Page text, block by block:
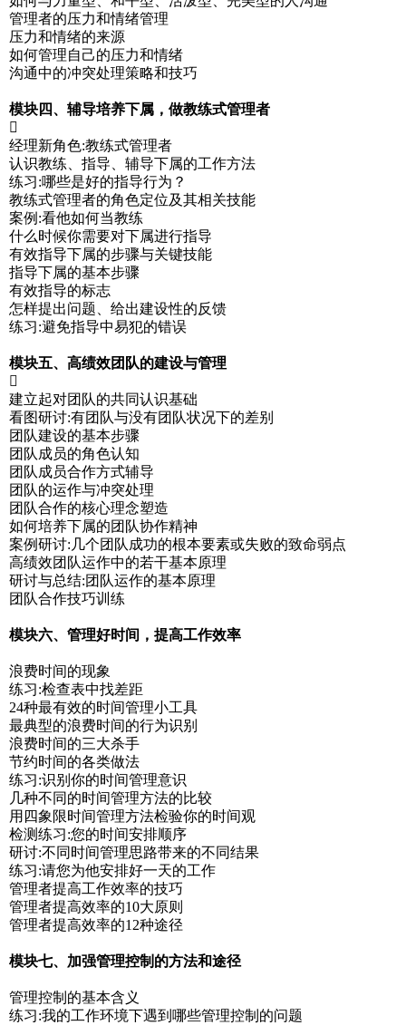
管理者的压力和情绪管理
压力和情绪的来源
如何管理自己的压力和情绪
沟通中的冲突处理策略和技巧
模块四、辅导培养下属，做教练式管理者

经理新角色:教练式管理者
认识教练、指导、辅导下属的工作方法
练习:哪些是好的指导行为？
教练式管理者的角色定位及其相关技能
案例:看他如何当教练
什么时候你需要对下属进行指导
有效指导下属的步骤与关键技能
指导下属的基本步骤
有效指导的标志
怎样提出问题、给出建设性的反馈
练习:避免指导中易犯的错误
模块五、高绩效团队的建设与管理

建立起对团队的共同认识基础
看图研讨:有团队与没有团队状况下的差别
团队建设的基本步骤
团队成员的角色认知
团队成员合作方式辅导
团队的运作与冲突处理
团队合作的核心理念塑造
如何培养下属的团队协作精神
案例研讨:几个团队成功的根本要素或失败的致命弱点
高绩效团队运作中的若干基本原理
研讨与总结:团队运作的基本原理
团队合作技巧训练
模块六、管理好时间，提高工作效率
浪费时间的现象
练习:检查表中找差距
24种最有效的时间管理小工具
最典型的浪费时间的行为识别
浪费时间的三大杀手
节约时间的各类做法
练习:识别你的时间管理意识
几种不同的时间管理方法的比较
用四象限时间管理方法检验你的时间观
检测练习:您的时间安排顺序
研讨:不同时间管理思路带来的不同结果
练习:请您为他安排好一天的工作
管理者提高工作效率的技巧
管理者提高效率的10大原则
管理者提高效率的12种途径
模块七、加强管理控制的方法和途径
管理控制的基本含义
练习:我的工作环境下遇到哪些管理控制的问题